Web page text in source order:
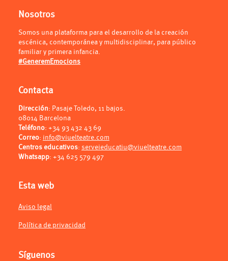
Nosotros
Somos una plataforma para el desarrollo de la creación
escénica, contemporánea y multidisciplinar, para público
familiar y primera infancia.
#GeneremEmocions
Contacta
Dirección: Pasaje Toledo, 11 bajos.
08014 Barcelona
Teléfono: +34 93 432 43 69
Correo: info@viuelteatre.com
Centros educativos: serveieducatiu@viuelteatre.com
Whatsapp: +34 625 579 497
Esta web
Aviso legal
Política de privacidad
Síguenos